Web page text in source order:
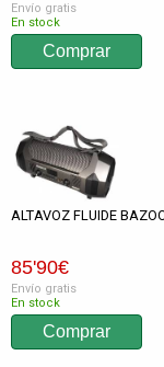
Envío gratis
En stock
ALTAVOZ FLUIDE
85'90€
Envío gratis
En stock